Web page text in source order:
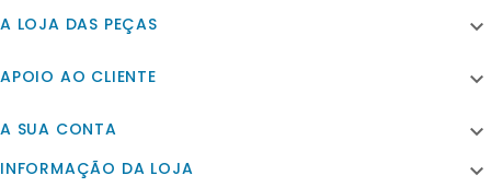
A LOJA DAS PEÇAS 
APOIO AO CLIENTE 
A SUA CONTA 
INFORMAÇÃO DA LOJA 